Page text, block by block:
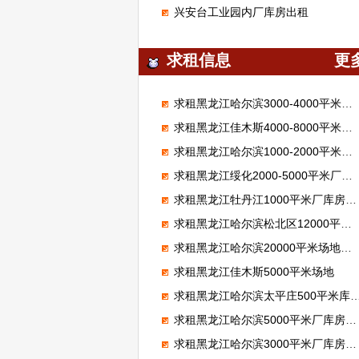
兴安台工业园内厂库房出租
求租信息 更
求租黑龙江哈尔滨3000-4000平米厂库房，做保温材料
求租黑龙江佳木斯4000-8000平米厂库房，做保温材料
求租黑龙江哈尔滨1000-2000平米厂库房
求租黑龙江绥化2000-5000平米厂库房，做旧物市场
求租黑龙江牡丹江1000平米厂库房，做广告牌
求租黑龙江哈尔滨松北区12000平米场地，做驾校
求租黑龙江哈尔滨20000平米场地，存放机械
求租黑龙江佳木斯5000平米场地
求租黑龙江哈尔滨太平庄500平米库房，存放瓜子
求租黑龙江哈尔滨5000平米厂库房，做玻璃加工厂
求租黑龙江哈尔滨3000平米厂库房，做二手车